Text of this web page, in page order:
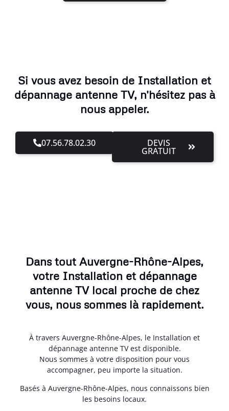
Si vous avez besoin de Installation et
dépannage antenne TV, n'hésitez pas à
nous appeler.
07.56.78.02.30 DEVIS
GRATUIT
Dans tout Auvergne-Rhône-Alpes,
votre Installation et dépannage
antenne TV local proche de chez
vous, nous sommes là rapidement.
À travers Auvergne-Rhône-Alpes, le Installation et
dépannage antenne TV est disponible.
Nous sommes à votre disposition pour vous
accompagner, peu importe la situation.
Basés à Auvergne-Rhône-Alpes, nous connaissons bien
les besoins locaux.